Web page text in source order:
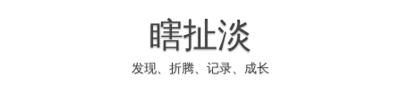
瞎扯淡
发现、折腾、记录、成长